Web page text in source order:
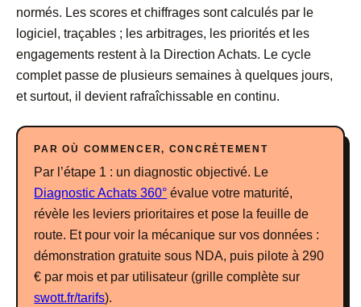
normés. Les scores et chiffrages sont calculés par le
logiciel, traçables ; les arbitrages, les priorités et les
engagements restent à la Direction Achats. Le cycle
complet passe de plusieurs semaines à quelques jours,
et surtout, il devient rafraîchissable en continu.
PAR OÙ COMMENCER, CONCRÈTEMENT
Par l’étape 1 : un diagnostic objectivé. Le
Diagnostic Achats 360° évalue votre maturité,
révèle les leviers prioritaires et pose la feuille de
route. Et pour voir la mécanique sur vos données :
démonstration gratuite sous NDA, puis pilote à 290
€ par mois et par utilisateur (grille complète sur
swott.fr/tarifs).